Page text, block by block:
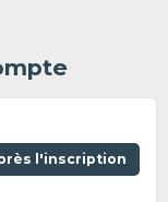
l'inscription